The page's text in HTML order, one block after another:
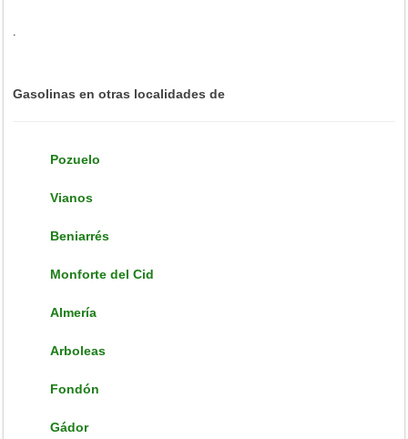
.
Gasolinas en otras localidades de
Pozuelo
Vianos
Beniarrés
Monforte del Cid
Almerí­a
Arboleas
Fondón
Gádor